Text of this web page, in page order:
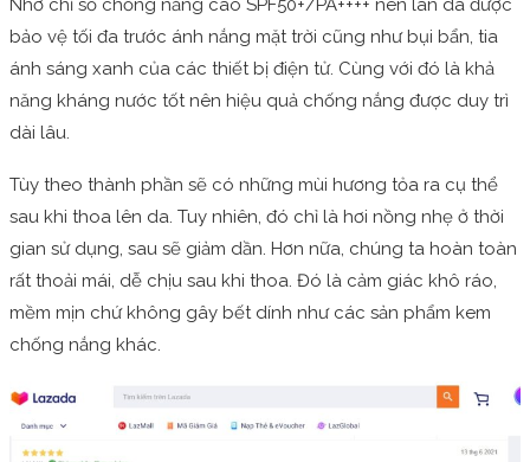
Nhờ chỉ số chống nắng cao SPF50+/PA++++ nên làn da được
bảo vệ tối đa trước ánh nắng mặt trời cũng như bụi bẩn, tia
ánh sáng xanh của các thiết bị điện tử. Cùng với đó là khả
năng kháng nước tốt nên hiệu quả chống nắng được duy trì
dài lâu.
Tùy theo thành phần sẽ có những mùi hương tỏa ra cụ thể
sau khi thoa lên da. Tuy nhiên, đó chỉ là hơi nồng nhẹ ở thời
gian sử dụng, sau sẽ giảm dần. Hơn nữa, chúng ta hoàn toàn
rất thoải mái, dễ chịu sau khi thoa. Đó là cảm giác khô ráo,
mềm mịn chứ không gây bết dính như các sản phẩm kem
chống nắng khác.